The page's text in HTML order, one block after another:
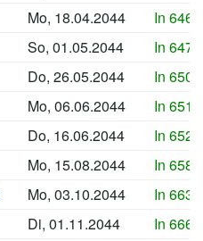
Mo, 18.04.2044
In
So, 01.05.2044
In
Do, 26.05.2044
In
Mo, 06.06.2044
In
Do, 16.06.2044
In
Mo, 15.08.2044
In
Mo, 03.10.2044
In
Di, 01.11.2044
In